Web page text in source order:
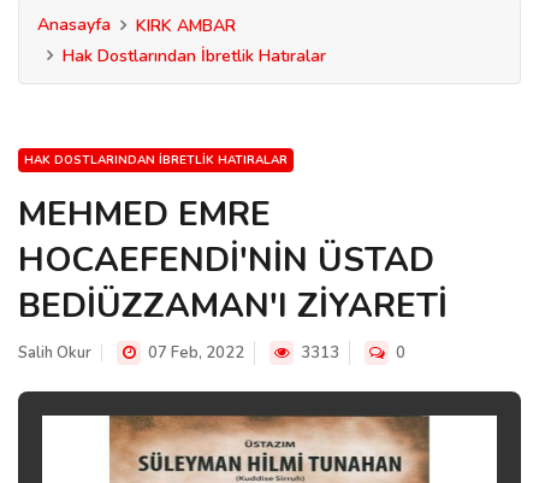
Anasayfa
KIRK AMBAR
Hak Dostlarından İbretlik Hatıralar
HAK DOSTLARINDAN İBRETLIK HATIRALAR
MEHMED EMRE
HOCAEFENDİ'NİN ÜSTAD
BEDİÜZZAMAN'I ZİYARETİ
Salih Okur 07 Feb, 2022 3313 0